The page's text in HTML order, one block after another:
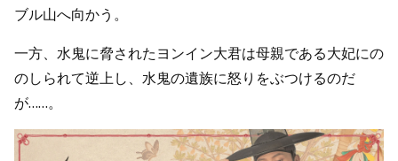
ブル山へ向かう。
一方、水鬼に脅されたヨンイン大君は母親である大妃にの
のしられて逆上し、水鬼の遺族に怒りをぶつけるのだ
が……。